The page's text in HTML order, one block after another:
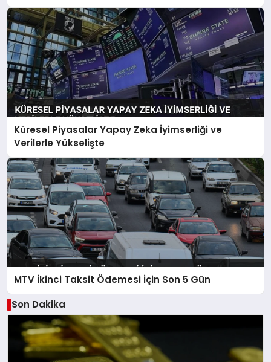
Küresel Piyasalar Yapay Zeka İyimserliği ve
Verilerle Yükselişte
MTV İkinci Taksit Ödemesi İçin Son 5 Gün
Son Dakika